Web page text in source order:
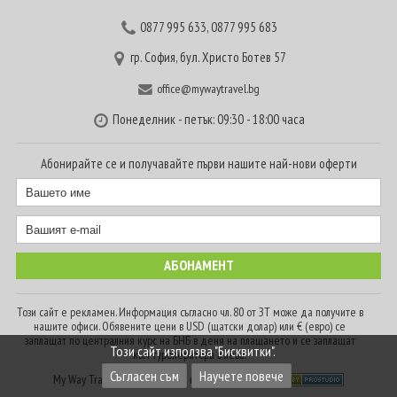
0877 995 633,0877 995 683
гр. София, бул. Христо Ботев 57
office@mywaytravel.bg
Понеделник - петък: 09:30 - 18:00 часа
Абонирайте се и получавайте първи нашите най-нови оферти
Този сайт е рекламен. Информация съгласно чл. 80 от ЗТ може да получите в
нашите офиси. Обявените цени в USD (щатски долар) или € (евро) се
заплащат по централния курс на БНБ в деня на плащането и се заплащат
към туроператора в лева.
My Way Travel © 2016. Всички права запазени
Този сайт използва "Бисквитки".
Съгласен съм
Научете повече